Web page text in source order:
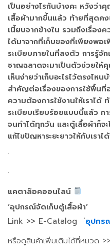
เป็นอย่างไรกันบ้างคะ หวังว่า
เสื้อผ้ามากขึ้นแล้ว ท้ายที่สุดคง
เนี้ยบจากข้างใน รวมถึงเรื่อง
ได้มาจากที่เก็บของที่เพียงพอ
ระเบียบภายในที่ลงตัว การรู้
ชาญฉลาดจะมาเป็นตัวช่วยให้
เห็นง่ายว่าเก็บอะไรไว้ตรงไห
สำคัญต่อเรื่องของการใช้พื้น
ความต้องการใช้งานให้เราได้
ระเบียบเรียบร้อยแบบนี้แล้ว กา
จนทําได้ทุกวัน และตู้เสื้อผ้าก็จ
แก้ไขปัญหาระยะยาวให้กับเราไ
.
.
แคตาล๊อคออนไลน์
‘อุปกรณ์จัดเก็บตู้เสื้อผ้า’
Link >> E-Catalog ‘อุปกร
หรือดูสินค้าเพิ่มเติมได้ที่หมวด >>